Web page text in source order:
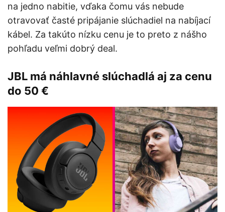
na jedno nabitie, vďaka čomu vás nebude
otravovať časté pripájanie slúchadiel na nabíjací
kábel. Za takúto nízku cenu je to preto z nášho
pohľadu veľmi dobrý deal.
JBL má náhlavné slúchadlá aj za cenu
do 50 €